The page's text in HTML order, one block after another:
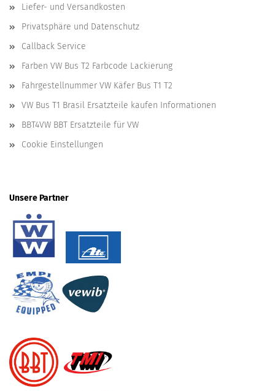
Liefer- und Versandkosten
Privatsphäre und Datenschutz
Callback Service
Farben VW Bus T2 Farbcode Lackierung
Fahrgestellnummer VW Käfer Bus T1 T2
VW Bus T1 Brasil Ersatzteile kaufen Informationen
BBT4VW BBT Ersatzteile für VW
Cookie Einstellungen
Unsere Partner